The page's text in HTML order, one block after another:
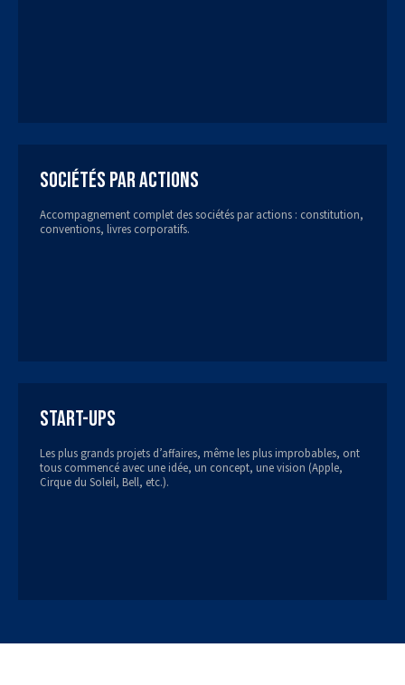
Sociétés par actions
Accompagnement complet des sociétés par actions : constitution,
conventions, livres corporatifs.
Start-ups
Les plus grands projets d’affaires, même les plus improbables, ont
tous commencé avec une idée, un concept, une vision (Apple,
Cirque du Soleil, Bell, etc.).